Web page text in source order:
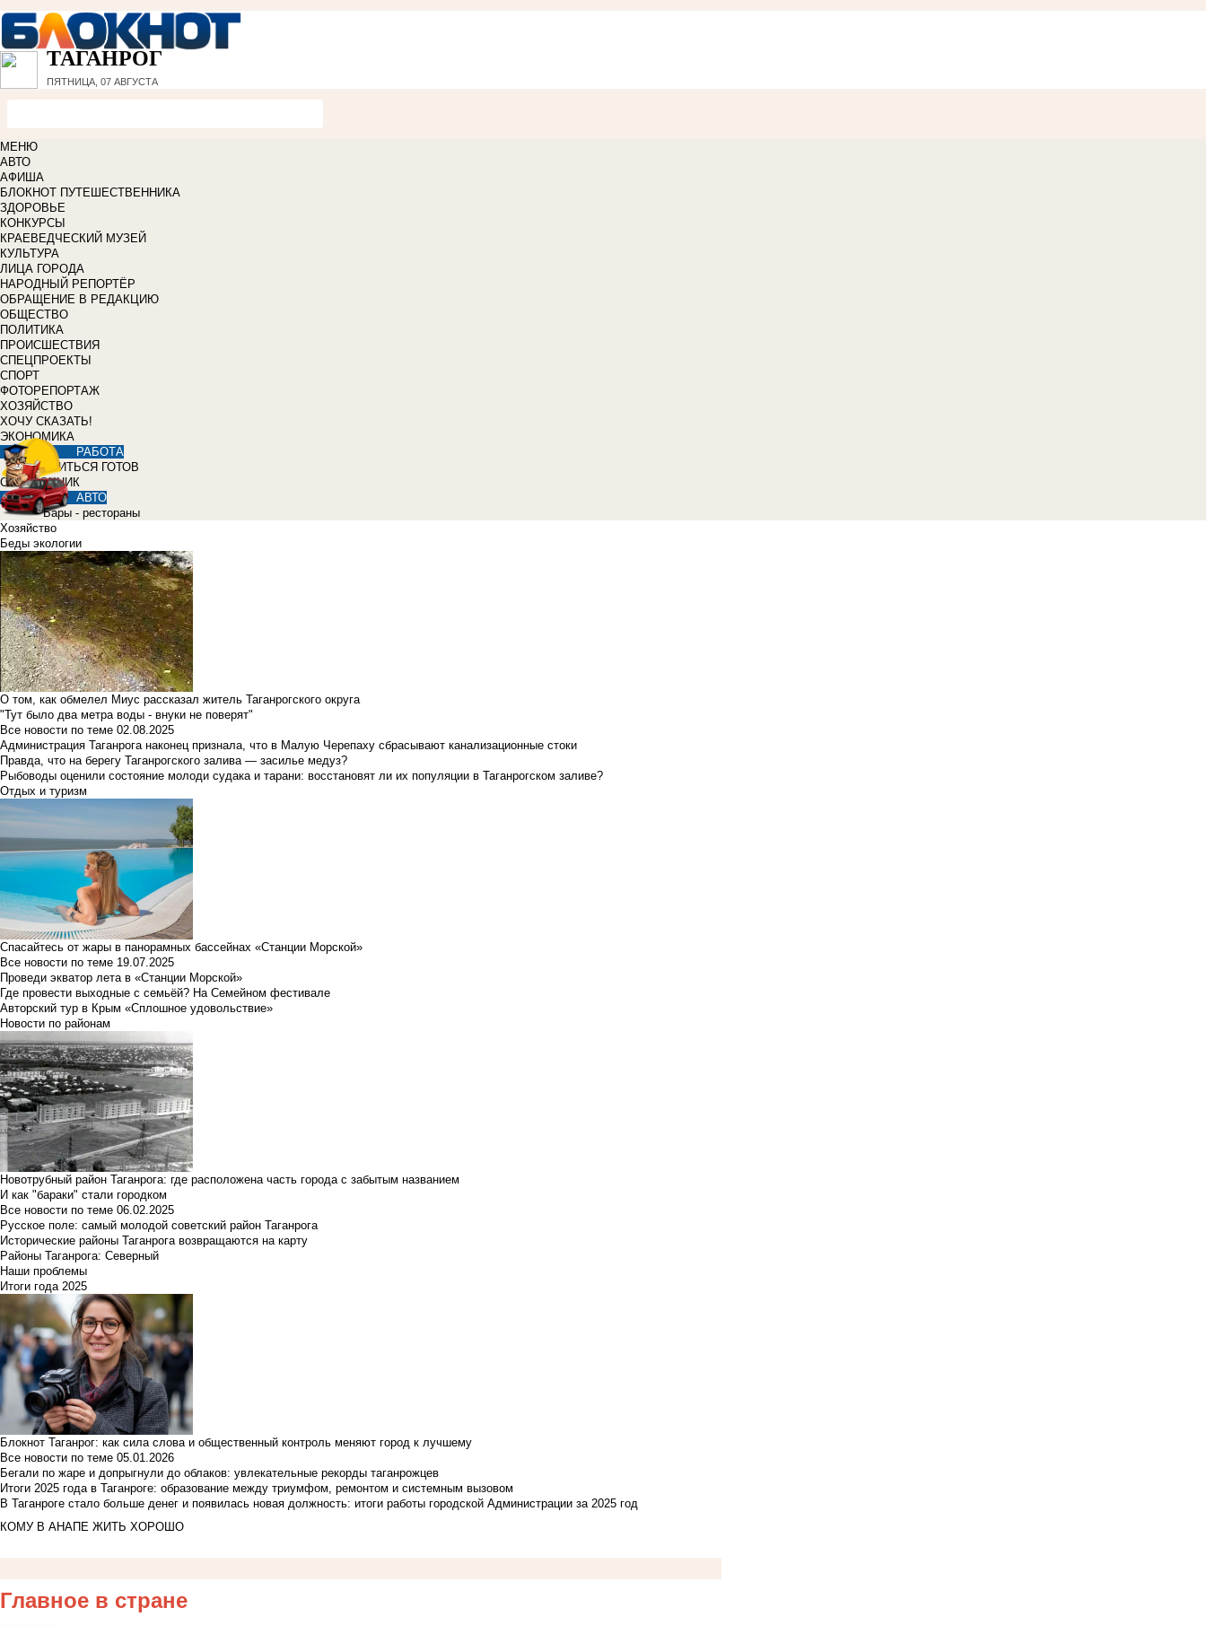
ТАГАНРОГ
ПЯТНИЦА, 07 АВГУСТА
МЕНЮ
АВТО
АФИША
БЛОКНОТ ПУТЕШЕСТВЕННИКА
ЗДОРОВЬЕ
КОНКУРСЫ
КРАЕВЕДЧЕСКИЙ МУЗЕЙ
КУЛЬТУРА
ЛИЦА ГОРОДА
НАРОДНЫЙ РЕПОРТЁР
ОБРАЩЕНИЕ В РЕДАКЦИЮ
ОБЩЕСТВО
ПОЛИТИКА
ПРОИСШЕСТВИЯ
СПЕЦПРОЕКТЫ
СПОРТ
ФОТОРЕПОРТАЖ
ХОЗЯЙСТВО
ХОЧУ СКАЗАТЬ!
ЭКОНОМИКА
РАБОТА
УЧИТЬСЯ ГОТОВ
СПРАВОЧНИК
АВТО
Бары - рестораны
Хозяйство
Беды экологии
О том, как обмелел Миус рассказал житель Таганрогского округа
"Тут было два метра воды - внуки не поверят"
Все новости по теме 02.08.2025
Администрация Таганрога наконец признала, что в Малую Черепаху сбрасывают канализационные стоки
Правда, что на берегу Таганрогского залива — засилье медуз?
Рыбоводы оценили состояние молоди судака и тарани: восстановят ли их популяции в Таганрогском заливе?
Отдых и туризм
Спасайтесь от жары в панорамных бассейнах «Станции Морской»
Все новости по теме 19.07.2025
Проведи экватор лета в «Станции Морской»
Где провести выходные с семьёй? На Семейном фестивале
Авторский тур в Крым «Сплошное удовольствие»
Новости по районам
Новотрубный район Таганрога: где расположена часть города с забытым названием
И как "бараки" стали городком
Все новости по теме 06.02.2025
Русское поле: самый молодой советский район Таганрога
Исторические районы Таганрога возвращаются на карту
Районы Таганрога: Северный
Наши проблемы
Итоги года 2025
Блокнот Таганрог: как сила слова и общественный контроль меняют город к лучшему
Все новости по теме 05.01.2026
Бегали по жаре и допрыгнули до облаков: увлекательные рекорды таганрожцев
Итоги 2025 года в Таганроге: образование между триумфом, ремонтом и системным вызовом
В Таганроге стало больше денег и появилась новая должность: итоги работы городской Администрации за 2025 год
КОМУ В АНАПЕ ЖИТЬ ХОРОШО
Главное в стране